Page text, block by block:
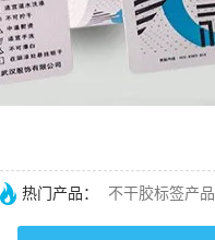
热门产品： 不干胶标签产品